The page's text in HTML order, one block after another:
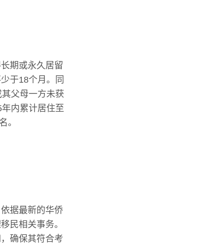
期或永久居留
于18个月。同
父母一方未获
内累计居住至
。
据最新的华侨
民相关事务。
确保其符合考